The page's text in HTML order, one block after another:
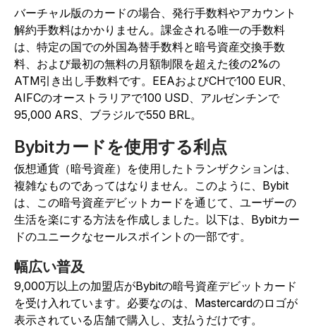
バーチャル版のカードの場合、発行手数料やアカウント
解約手数料はかかりません。課金される唯一の手数料
は、特定の国での外国為替手数料と暗号資産交換手数
料、および最初の無料の月額制限を超えた後の2%の
ATM引き出し手数料です。EEAおよびCHで100 EUR、
AIFCのオーストラリアで100 USD、アルゼンチンで
95,000 ARS、ブラジルで550 BRL。
Bybitカードを使用する利点
仮想通貨（暗号資産）を使用したトランザクションは、
複雑なものであってはなりません。このように、Bybit
は、この暗号資産デビットカードを通じて、ユーザーの
生活を楽にする方法を作成しました。以下は、Bybitカー
ドのユニークなセールスポイントの一部です。
幅広い普及
9,000万以上の加盟店がBybitの暗号資産デビットカード
を受け入れています。必要なのは、Mastercardのロゴが
表示されている店舗で購入し、支払うだけです。